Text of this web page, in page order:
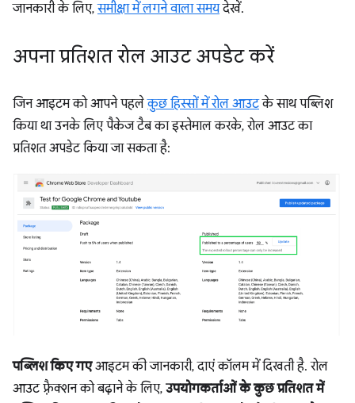
जानकारी के लिए,समीक्षा में लगने वाला समयदेखें.
अपना प्रतिशत रोल आउट अपडेट करें
जिन आइटम को आपने पहलेकुछ हिस्सों में रोल आउटके साथ पब्लिश
किया था उनके लिए पैकेज टैब का इस्तेमाल करके, रोल आउट का
प्रतिशत अपडेट किया जा सकता है:
पब्लिश किए गएआइटम की जानकारी, दाएं कॉलम में दिखती है. रोल
आउट फ़्रैक्शन को बढ़ाने के लिए, उपयोगकर्ताओं के कुछ प्रतिशत में